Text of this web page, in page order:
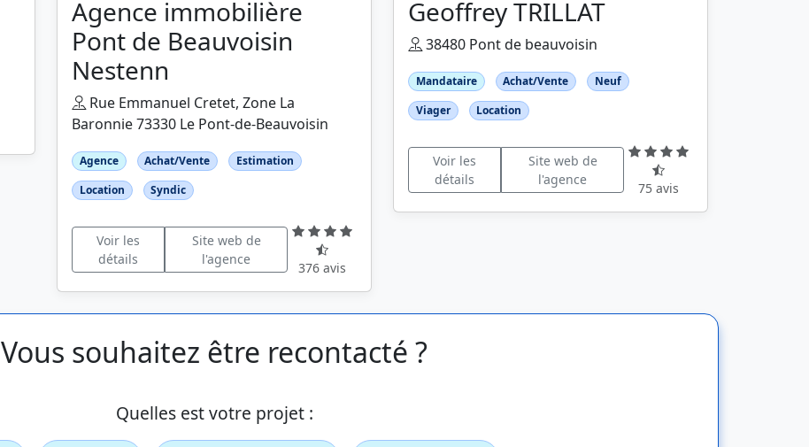
Agence immobilière
Pont de Beauvoisin
Nestenn
Rue Emmanuel Cretet, Zone La
Baronnie 73330 Le Pont-de-Beauvoisin
Agence Achat/Vente
Estimation
Location
Syndic
Voir les
détails
Site web de
l'agence
376 avis
Geoffrey TRILLAT
38480 Pont de beauvoisin
Mandataire Achat/Vente
Neuf
Viager
Location
Voir les
détails
Site web de
l'agence
75 avis
Vous souhaitez être recontacté ?
Quelles est votre projet :